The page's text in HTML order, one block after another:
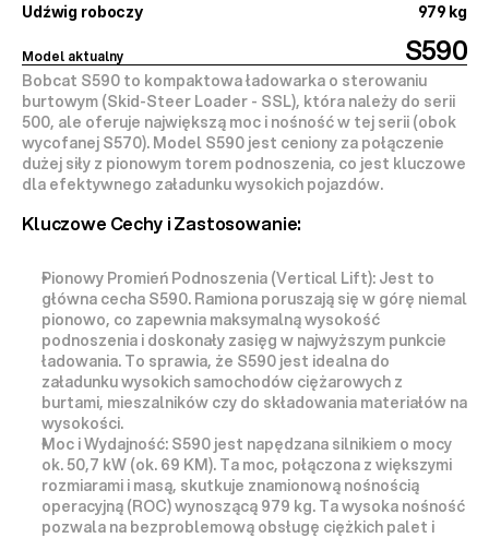
Udźwig roboczy
979 kg
S590
Model aktualny
Bobcat S590 to kompaktowa ładowarka o sterowaniu
burtowym (Skid-Steer Loader - SSL), która należy do serii
500, ale oferuje największą moc i nośność w tej serii (obok
dużej siły z pionowym torem podnoszenia, co jest kluczowe
dla efektywnego załadunku wysokich pojazdów.
Kluczowe Cechy i Zastosowanie:
Pionowy Promień Podnoszenia (Vertical Lift): Jest to
główna cecha S590. Ramiona poruszają się w górę niemal
pionowo, co zapewnia maksymalną wysokość
podnoszenia i doskonały zasięg w najwyższym punkcie
ładowania. To sprawia, że S590 jest idealna do
załadunku wysokich samochodów ciężarowych z
burtami, mieszalników czy do składowania materiałów na
wysokości.
Moc i Wydajność: S590 jest napędzana silnikiem o mocy
ok. 50,7 kW (ok. 69 KM). Ta moc, połączona z większymi
rozmiarami i masą, skutkuje znamionową nośnością
operacyjną (ROC) wynoszącą 979 kg. Ta wysoka nośność
pozwala na bezproblemową obsługę ciężkich palet i